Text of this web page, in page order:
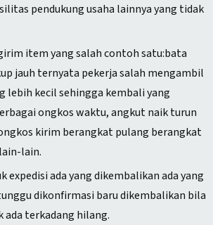
pendukung usaha lainnya yang tidak
item yang salah contoh satu:bata
jauh ternyata pekerja salah mengambil
lebih kecil sehingga kembali yang
ongkos waktu, angkut naik turun
kirim berangkat pulang berangkat
lain.
expedisi ada yang dikembalikan ada yang
dikonfirmasi baru dikembalikan bila
ada terkadang hilang.